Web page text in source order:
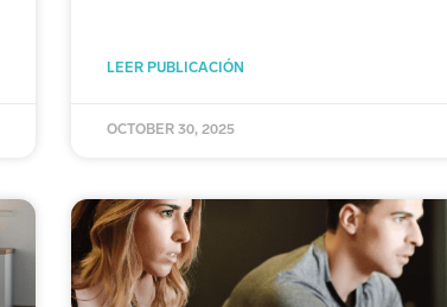
LEER PUBLICACIÓN
OCTOBER 30, 2025